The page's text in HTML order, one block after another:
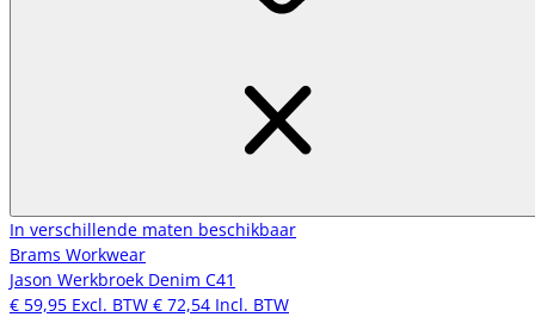
In verschillende maten beschikbaar
Brams Workwear
Jason Werkbroek Denim C41
€ 59,95 Excl. BTW € 72,54 Incl. BTW